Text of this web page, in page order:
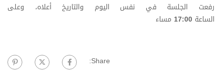
رفعت الجلسة في نفس اليوم والتاريخ أعلاه، وعلى
الساعة 17:00 مساء
Share: